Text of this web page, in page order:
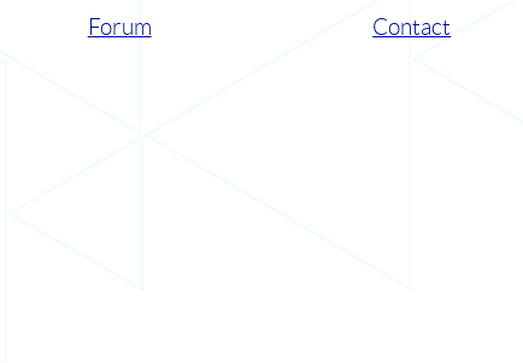
Forum Contact